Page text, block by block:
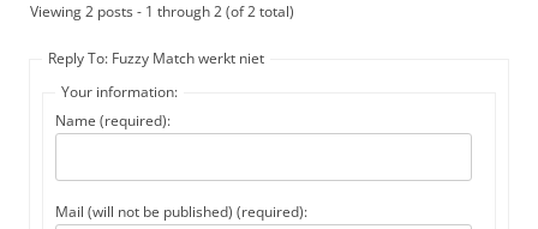
Viewing 2 posts - 1 through 2 (of 2 total)
Reply To: Fuzzy Match werkt niet
Your information:
Name (required):
Mail (will not be published) (required):